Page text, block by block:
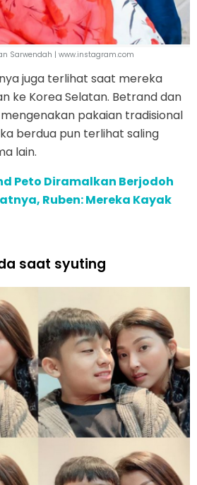
Sarwendah | www.instagram.com
juga terlihat saat mereka
ke Korea Selatan. Betrand dan
pakaian tradisional
berdua pun terlihat saling
lain.
Peto Diramalkan Berjodoh
Ruben: Mereka Kayak
saat syuting